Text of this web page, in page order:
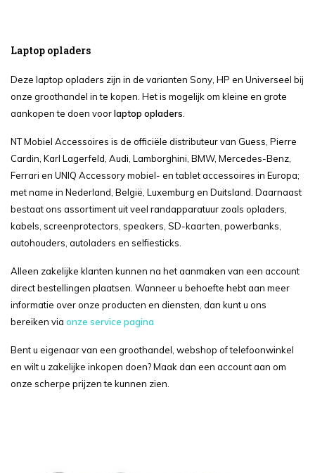
Laptop opladers
Deze laptop opladers zijn in de varianten Sony, HP en Universeel bij
onze groothandel in te kopen. Het is mogelijk om kleine en grote
aankopen te doen voorlaptop opladers
NT Mobiel Accessoires is de officiële distributeur van Guess, Pierre
Cardin, Karl Lagerfeld, Audi, Lamborghini, BMW, Mercedes-Benz,
Ferrari en UNIQ Accessory mobiel- en tablet accessoires in Europa;
met name in Nederland, België, Luxemburg en Duitsland. Daarnaast
bestaat ons assortiment uit veel randapparatuur zoals opladers,
kabels, screenprotectors, speakers, SD-kaarten, powerbanks,
autohouders, autoladers en selfiesticks.
Alleen zakelijke klanten kunnen na het aanmaken van een account
direct bestellingen plaatsen. Wanneer u behoefte hebt aan meer
informatie over onze producten en diensten, dan kunt u ons
bereiken via onze service pagina
Bent u eigenaar van een groothandel, webshop of telefoonwinkel
en wilt u zakelijke inkopen doen? Maak dan een account aan om
onze scherpe prijzen te kunnen zien.